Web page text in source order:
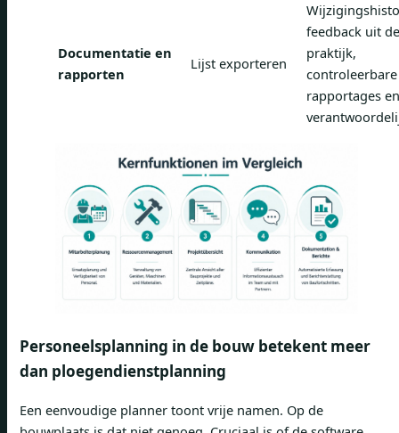
Documentatie en
rapporten
Lijst exporteren
feedback uit de
praktijk,
controleerbare
rapportages en
Personeelsplanning in de bouw betekent meer
dan ploegendienstplanning
Een eenvoudige planner toont vrije namen. Op de